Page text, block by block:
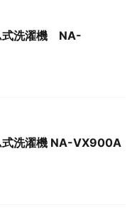
式洗濯機 NA-
式洗濯機 NA-VX900A